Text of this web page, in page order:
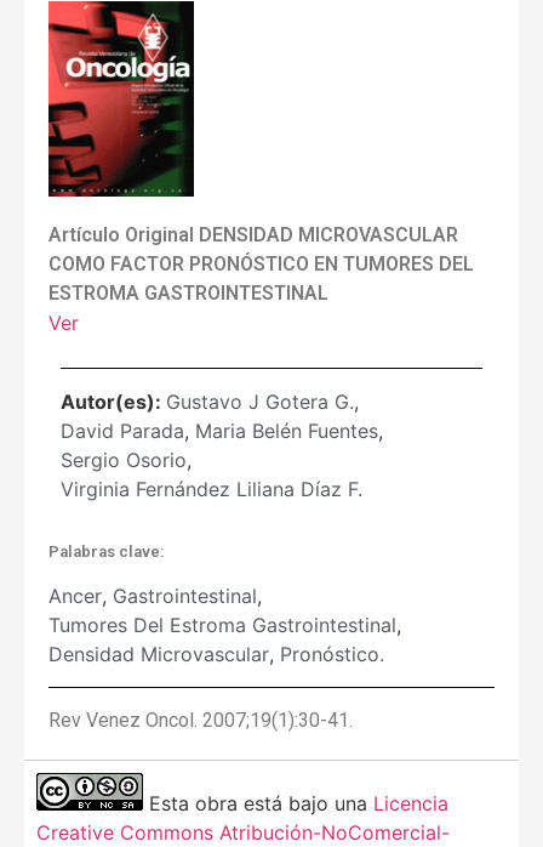
Artículo Original DENSIDAD MICROVASCULAR
COMO FACTOR PRONÓSTICO EN TUMORES DEL
ESTROMA GASTROINTESTINAL
Ver
Autor(es): Gustavo J Gotera G.,
David Parada, Maria Belén Fuentes,
Sergio Osorio,
Virginia Fernández Liliana Díaz F.
Palabras clave:
Ancer, Gastrointestinal,
Tumores Del Estroma Gastrointestinal,
Densidad Microvascular, Pronóstico.
Rev Venez Oncol. 2007;19(1):30-41.
Esta obra está bajo una Licencia
Creative Commons Atribución-NoComercial-